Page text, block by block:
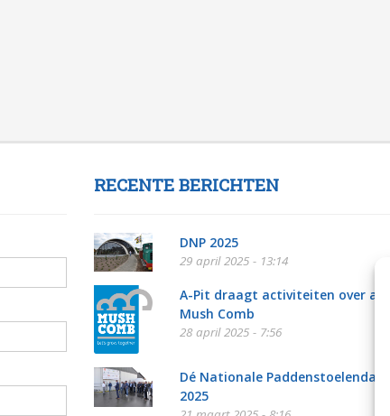
RECENTE BERICHTEN
DNP 2025
29 april 2025 - 13:14
A-Pit draagt activiteiten over aan
Mush Comb
28 april 2025 - 7:56
Dé Nationale Paddenstoelendag
2025